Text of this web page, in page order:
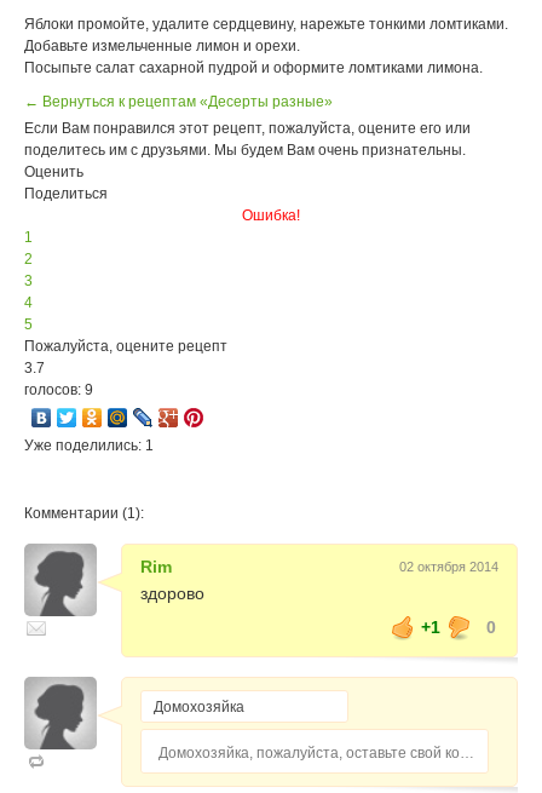
Яблоки промойте, удалите сердцевину, нарежьте тонкими ломтиками.
Добавьте измельченные лимон и орехи.
Посыпьте салат сахарной пудрой и оформите ломтиками лимона.
← Вернуться к рецептам «Десерты разные»
Если Вам понравился этот рецепт, пожалуйста, оцените его или
поделитесь им с друзьями. Мы будем Вам очень признательны.
Оценить
Поделиться
Ошибка!
1
2
3
4
5
Пожалуйста, оцените рецепт
3.7
голосов: 9
Уже поделились: 1
Комментарии (1):
Rim 02 октября 2014
здорово
+1
0
Домохозяйка, пожалуйста, оставьте свой комментарий...